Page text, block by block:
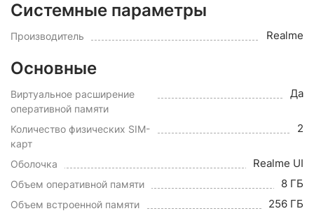
Системные параметры
Производитель Realme
Основные
Виртуальное расширение
оперативной памяти
Да
Количество физических SIM-
карт
2
Оболочка Realme UI
Объем оперативной памяти 8 ГБ
Объем встроенной памяти 256 ГБ